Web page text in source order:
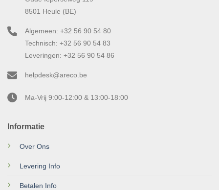
Informatie
Over Ons
Levering Info
Betalen Info
8501 Heule (BE)
Algemeen: +32 56 90 54 80
Technisch: +32 56 90 54 83
Leveringen: +32 56 90 54 86
helpdesk@areco.be
Ma-Vrij 9:00-12:00 & 13:00-18:00